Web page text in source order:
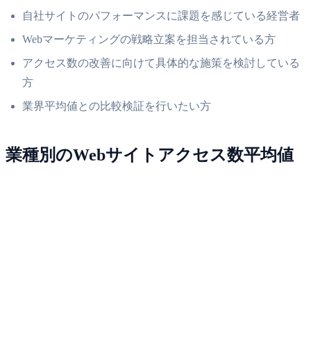
自社サイトのパフォーマンスに課題を感じている経営者
Webマーケティングの戦略立案を担当されている方
アクセス数の改善に向けて具体的な施策を検討している
方
業界平均値との比較検証を行いたい方
業種別のWebサイトアクセス数平均値